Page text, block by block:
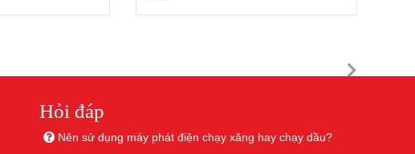
Hỏi đáp
Nên sử dụng máy phát điện chạy xăng hay chạy dầu?